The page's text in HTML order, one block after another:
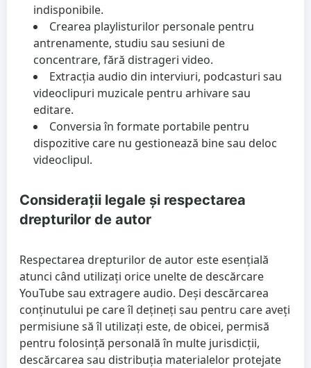
indisponibile.
Crearea playlisturilor personale pentru
antrenamente, studiu sau sesiuni de
concentrare, fără distrageri video.
Extracția audio din interviuri, podcasturi sau
videoclipuri muzicale pentru arhivare sau
editare.
Conversia în formate portabile pentru
dispozitive care nu gestionează bine sau deloc
videoclipul.
Considerații legale și respectarea
drepturilor de autor
Respectarea drepturilor de autor este esențială
atunci când utilizați orice unelte de descărcare
YouTube sau extragere audio. Deși descărcarea
conținutului pe care îl dețineți sau pentru care aveți
permisiune să îl utilizați este, de obicei, permisă
pentru folosință personală în multe jurisdicții,
descărcarea sau distribuția materialelor protejate